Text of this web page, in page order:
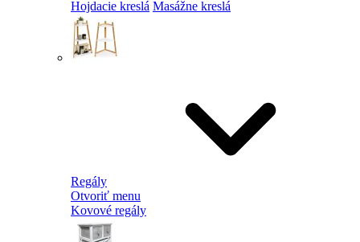
Hojdacie kreslá Masážne kreslá
Regály
Otvoriť menu
Kovové regály